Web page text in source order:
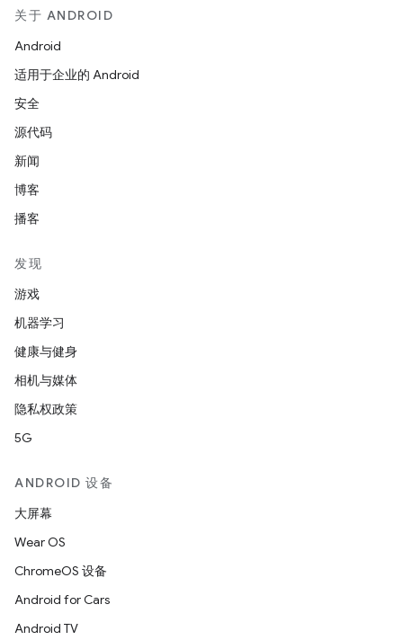
关于 ANDROID
Android
适用于企业的 Android
安全
源代码
新闻
博客
播客
发现
游戏
机器学习
健康与健身
相机与媒体
隐私权政策
5G
ANDROID 设备
大屏幕
Wear OS
ChromeOS 设备
Android for Cars
Android TV